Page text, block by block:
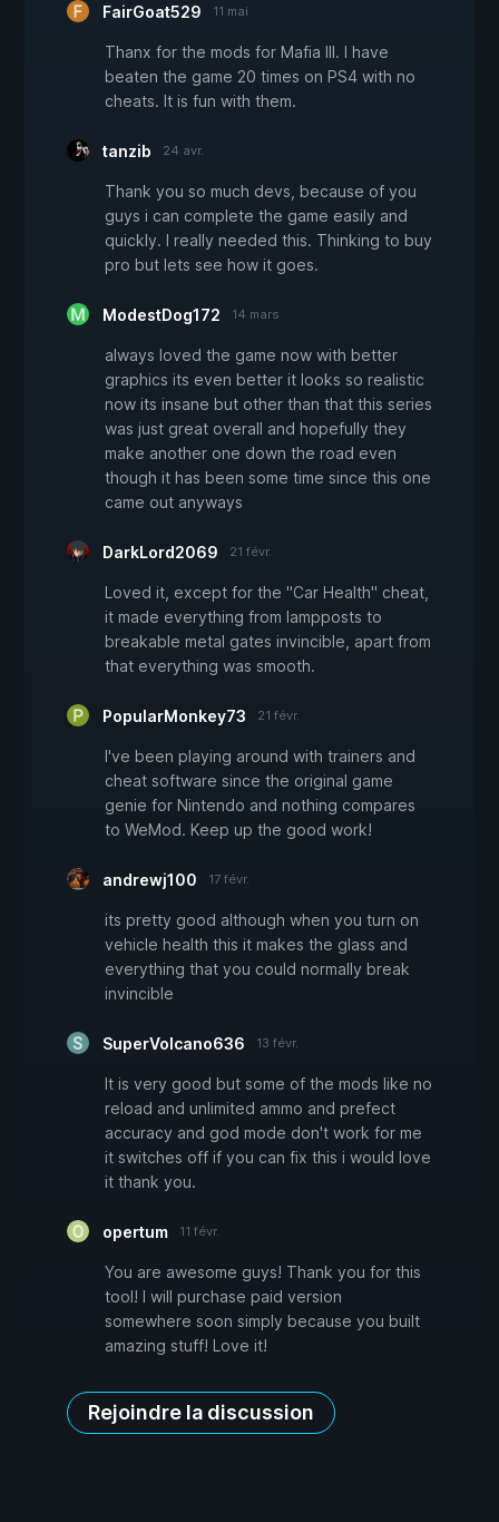
FairGoat529 11 mai
Thanx for the mods for Mafia III. I have
beaten the game 20 times on PS4 with no
cheats. It is fun with them.
tanzib 24 avr.
Thank you so much devs, because of you
guys i can complete the game easily and
quickly. I really needed this. Thinking to buy
pro but lets see how it goes.
ModestDog172 14 mars
always loved the game now with better
graphics its even better it looks so realistic
now its insane but other than that this series
was just great overall and hopefully they
make another one down the road even
though it has been some time since this one
came out anyways
DarkLord2069 21 févr.
Loved it, except for the "Car Health" cheat,
it made everything from lampposts to
breakable metal gates invincible, apart from
that everything was smooth.
PopularMonkey73 21 févr.
I've been playing around with trainers and
cheat software since the original game
genie for Nintendo and nothing compares
to WeMod. Keep up the good work!
andrewj100 17 févr.
its pretty good although when you turn on
vehicle health this it makes the glass and
everything that you could normally break
invincible
SuperVolcano636 13 févr.
It is very good but some of the mods like no
reload and unlimited ammo and prefect
accuracy and god mode don't work for me
it switches off if you can fix this i would love
it thank you.
opertum 11 févr.
You are awesome guys! Thank you for this
tool! I will purchase paid version
somewhere soon simply because you built
amazing stuff! Love it!
Rejoindre la discussion